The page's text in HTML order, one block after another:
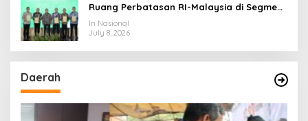
Ruang Perbatasan RI-Malaysia di Segmen
Sinapad-Sesai
In Nasional
July 8, 2026
Daerah